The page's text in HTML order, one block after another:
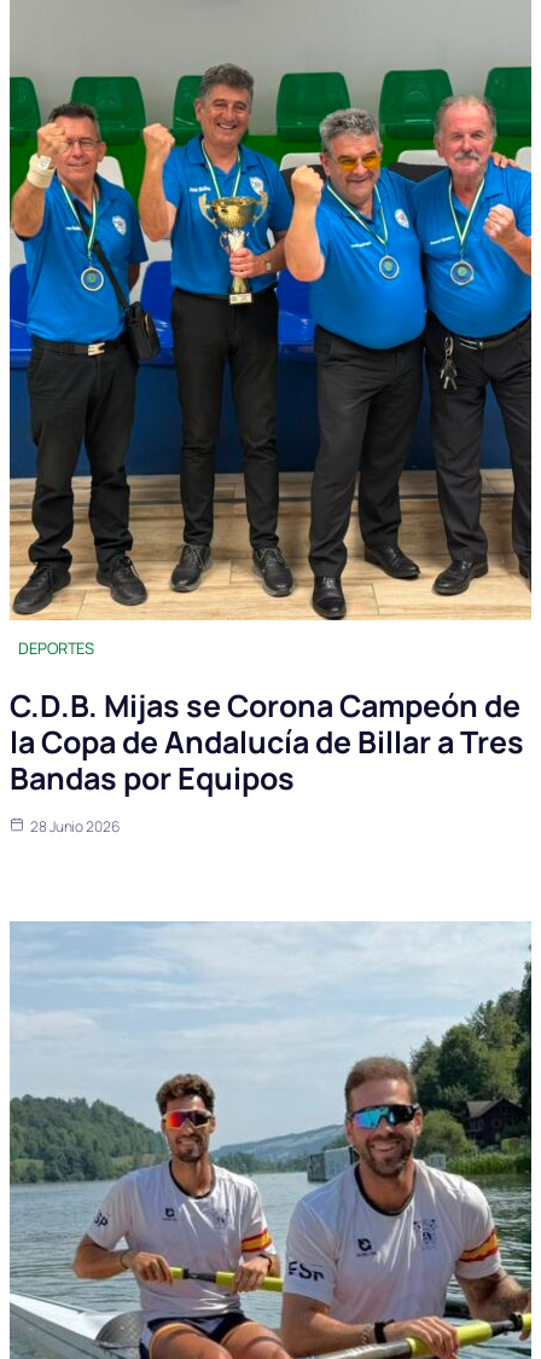
DEPORTES
C.D.B. Mijas se Corona Campeón de
la Copa de Andalucía de Billar a Tres
Bandas por Equipos
28 Junio 2026